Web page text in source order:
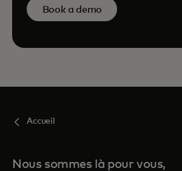
Book a demo
Accueil
Nous sommes là pour vous,